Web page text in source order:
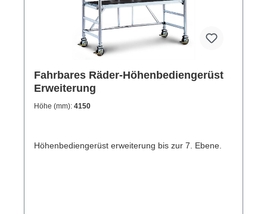
Fahrbares Räder-Höhenbediengerüst
Erweiterung
Höhe (mm): 4150
Höhenbediengerüst erweiterung bis zur 7. Ebene.